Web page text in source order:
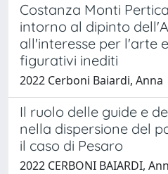
Costanza Monti
intorno al dipinto
all'interesse per l'arte
figurativi inediti
2022 Cerboni Baiardi, Anna
Il ruolo delle guide e
nella dispersione del
il caso di Pesaro
2022 CERBONI BAIARDI,